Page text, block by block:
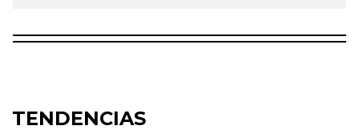
TENDENCIAS